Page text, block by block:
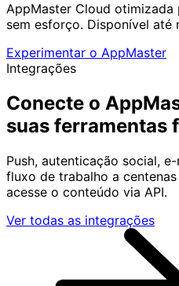
AppMaster Cloud
sem esforço. Disponível até
Experimentar o AppMaster
Integrações
Conecte o
suas ferramentas
Push, autenticação social,
fluxo de trabalho a
acesse o conteúdo via API.
Ver todas as integrações